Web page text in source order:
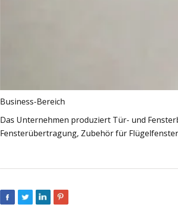
Business-Bereich
Das Unternehmen produziert Tür- und
Fensterübertragung, Zubehör für